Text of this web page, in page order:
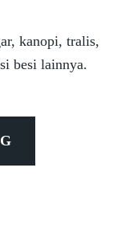
kanopi, tralis,
besi lainnya.